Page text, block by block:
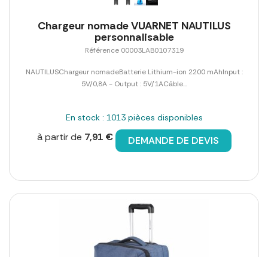
Chargeur nomade VUARNET NAUTILUS
personnalisable
Référence 00003LAB0107319
NAUTILUSChargeur nomadeBatterie Lithium-ion 2200 mAhInput :
5V/0,8A - Output : 5V/1ACâble...
En stock : 1013 pièces disponibles
à partir de 7,91 € DEMANDE DE DEVIS